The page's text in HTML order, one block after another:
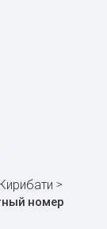
>
номер